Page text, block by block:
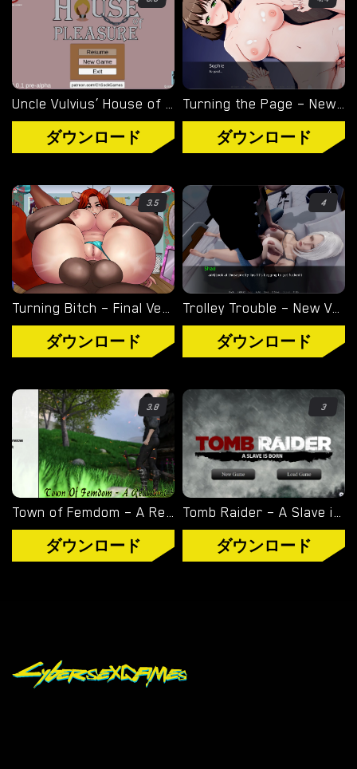
Uncle Vulvius’ House of Pleasure – New Version 0.14.1 [CherrySock]
ダウンロード
Turning the Page – New Version 0.20.1 [Azienda]
ダウンロード
3.5
Turning Bitch – Final Version (Full Game) [NowaJoestar]
ダウンロード
4
Trolley Trouble – New Version 0.19.0 [NTRaction]
ダウンロード
3.8
Town of Femdom – A Reluctant Hero – New Version 0.34 [jinjonkun]
ダウンロード
3
Tomb Raider – A Slave is Born – Version 1.2 [Junkymana]
ダウンロード